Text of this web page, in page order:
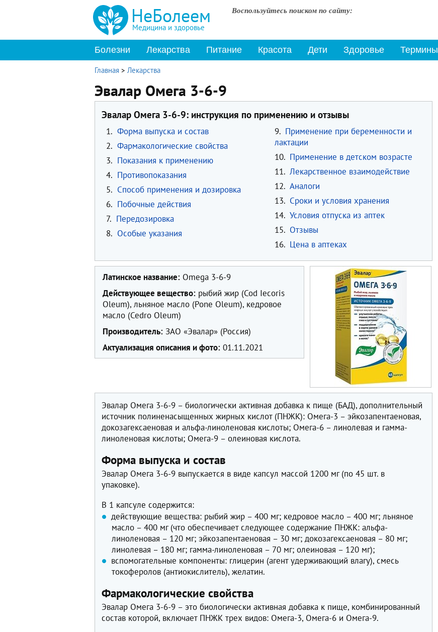
НеБолеем
Медицина и здоровье
Воспользуйтесь поиском по сайту:
Болезни Лекарства Питание Красота Дети Здоровье Термины
Главная > Лекарства
Эвалар Омега 3-6-9
Эвалар Омега 3-6-9: инструкция по применению и отзывы
1. Форма выпуска и состав
2. Фармакологические свойства
3. Показания к применению
4. Противопоказания
5. Способ применения и дозировка
6. Побочные действия
7. Передозировка
8. Особые указания
9. Применение при беременности и
лактации
10. Применение в детском возрасте
11. Лекарственное взаимодействие
12. Аналоги
13. Сроки и условия хранения
14. Условия отпуска из аптек
15. Отзывы
16. Цена в аптеках
Латинское название: Omega 3-6-9
Действующее вещество: рыбий жир (Cod Iecoris
Oleum), льняное масло (Pone Oleum), кедровое
масло (Cedro Oleum)
Производитель: ЗАО «Эвалар» (Россия)
Актуализация описания и фото: 01.11.2021
Эвалар Омега 3-6-9 – биологически активная добавка к пище (БАД), дополнительный
источник полиненасыщенных жирных кислот (ПНЖК): Омега-3 – эйкозапентаеновая,
докозагексаеновая и альфа-линоленовая кислоты; Омега-6 – линолевая и гамма-
линоленовая кислоты; Омега-9 – олеиновая кислота.
Форма выпуска и состав
Эвалар Омега 3-6-9 выпускается в виде капсул массой 1200 мг (по 45 шт. в
упаковке).
В 1 капсуле содержится:
действующие вещества: рыбий жир – 400 мг; кедровое масло – 400 мг; льняное
масло – 400 мг (что обеспечивает следующее содержание ПНЖК: альфа-
линоленовая – 120 мг; эйкозапентаеновая – 30 мг; докозагексаеновая – 80 мг;
линолевая – 180 мг; гамма-линоленовая – 70 мг; олеиновая – 120 мг);
вспомогательные компоненты: глицерин (агент удерживающий влагу), смесь
токоферолов (антиокислитель), желатин.
Фармакологические свойства
Эвалар Омега 3-6-9 – это биологически активная добавка к пище, комбинированный
состав которой, включает ПНЖК трех видов: Омега-3, Омега-6 и Омега-9.